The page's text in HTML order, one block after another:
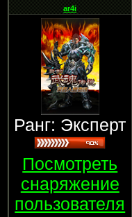
ar4i
Ранг: Эксперт
Посмотреть
снаряжение
пользователя